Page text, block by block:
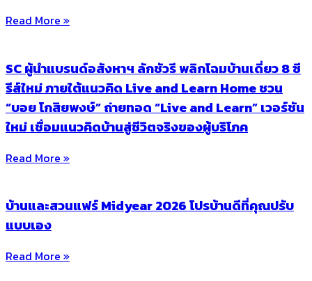
Read More »
SC ผู้นำแบรนด์อสังหาฯ ลักชัวรี พลิกโฉมบ้านเดี่ยว 8 ซี
รีส์ใหม่ ภายใต้แนวคิด Live and Learn Home ชวน
“บอย โกสิยพงษ์” ถ่ายทอด “Live and Learn” เวอร์ชัน
ใหม่ เชื่อมแนวคิดบ้านสู่ชีวิตจริงของผู้บริโภค
Read More »
บ้านและสวนแฟร์ Midyear 2026 โปรบ้านดีที่คุณปรับ
แบบเอง
Read More »